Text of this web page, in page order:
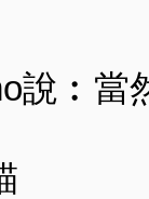
說︰當